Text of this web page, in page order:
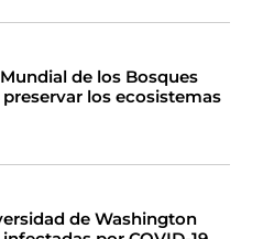
de los Bosques
los ecosistemas
de Washington